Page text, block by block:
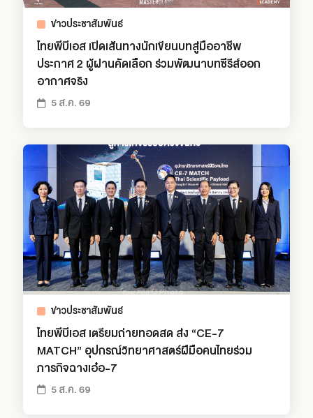
ข่าวประชาสัมพันธ์
ไทยพีบีเอส เปิดเส้นทางนักเขียนบทสู่มืออาชีพ
ประกาศ 2 ผู้ผ่านคัดเลือก ร่วมพัฒนาบทซีรีส์ออก
อากาศจริง
5 ส.ค. 69
ข่าวประชาสัมพันธ์
ไทยพีบีเอส เตรียมถ่ายทอดสด ส่ง “CE-7
MATCH” อุปกรณ์วิทยาศาสตร์ฝีมือคนไทยร่วม
ภารกิจฉางเอ๋อ-7
5 ส.ค. 69